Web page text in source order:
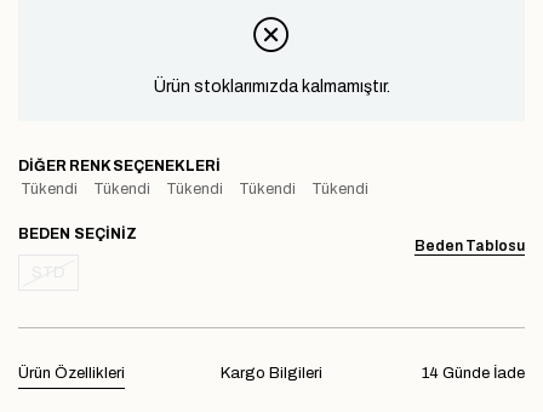
Ürün stoklarımızda kalmamıştır.
DIĞER RENK SEÇENEKLERI
Tükendi
Tükendi Tükendi Tükendi Tükendi
Beden Tablosu
BEDEN
Ürün Özellikleri 14 Günde İade
Kargo Bilgileri